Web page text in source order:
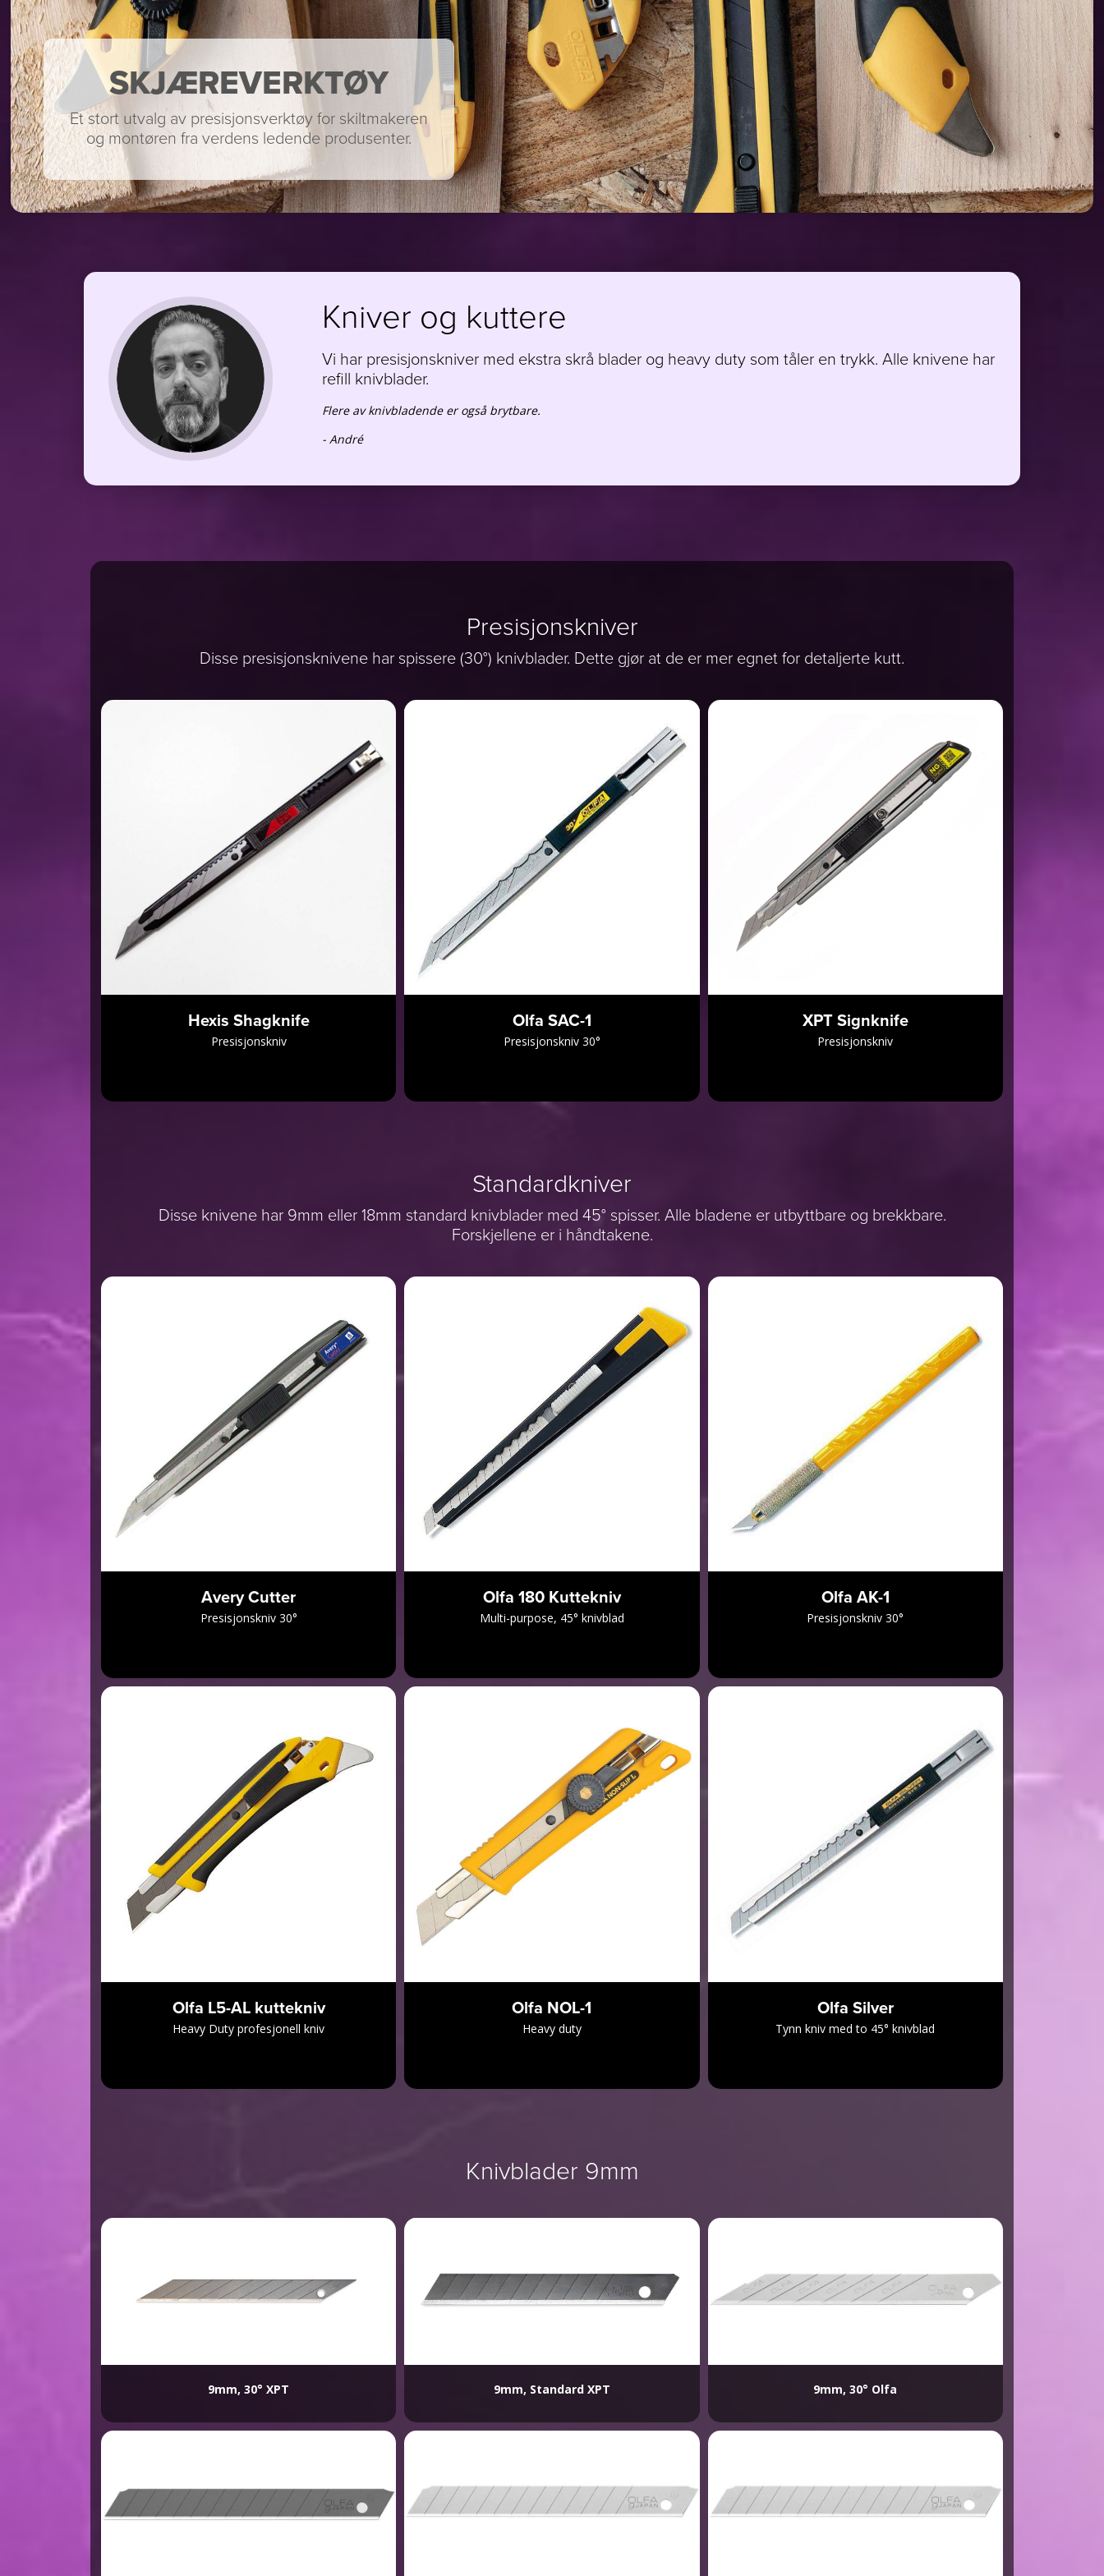
SKJÆREVERKTØY
Et stort utvalg av presisjonsverktøy for skiltmakeren
og montøren fra verdens ledende produsenter.
Kniver og kuttere
Vi har presisjonskniver med ekstra skrå blader og heavy duty som tåler en trykk. Alle knivene har
refill knivblader.
Flere av knivbladende er også brytbare.
- André
Presisjonskniver
Disse presisjonsknivene har spissere (30°) knivblader. Dette gjør at de er mer egnet for detaljerte kutt.
Hexis Shagknife
Presisjonskniv
Olfa SAC-1
Presisjonskniv 30°
XPT Signknife
Presisjonskniv
Standardkniver
Disse knivene har 9mm eller 18mm standard knivblader med 45° spisser. Alle bladene er utbyttbare og brekkbare.
Forskjellene er i håndtakene.
Avery Cutter
Presisjonskniv 30°
Olfa 180 Kuttekniv
Multi-purpose, 45° knivblad
Olfa AK-1
Presisjonskniv 30°
Olfa L5-AL kuttekniv
Heavy Duty profesjonell kniv
Olfa NOL-1
Heavy duty
Olfa Silver
Tynn kniv med to 45° knivblad
Knivblader 9mm
9mm, 30° XPT 9mm, Standard XPT 9mm, 30° Olfa